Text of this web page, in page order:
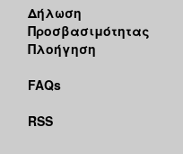
Δήλωση
Προσβασιμότητας
Πλοήγηση
FAQs
RSS